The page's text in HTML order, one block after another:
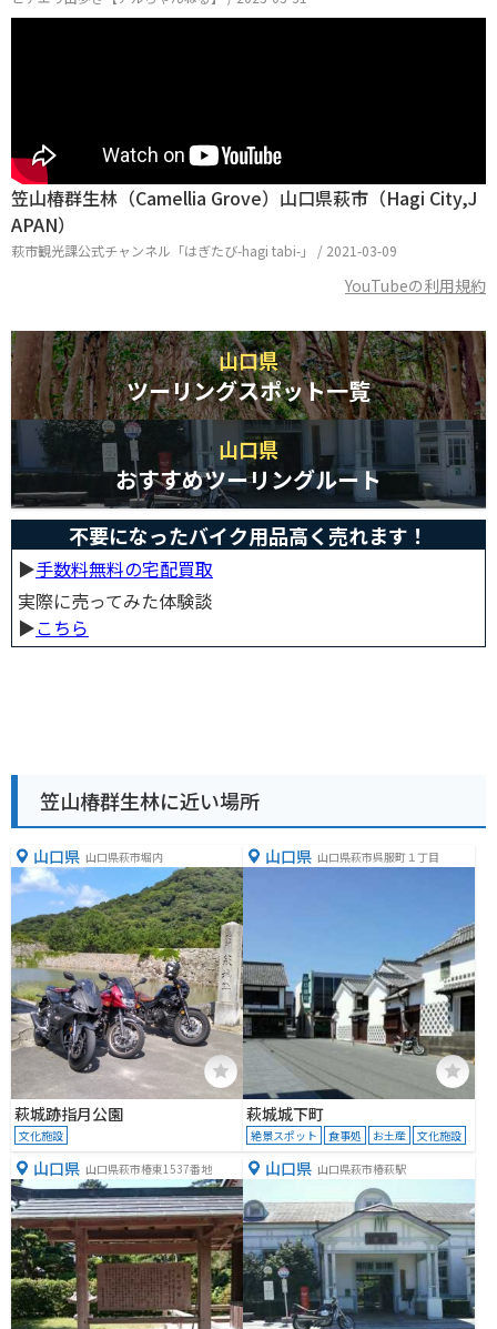
笠山椿群生林（Camellia Grove）山口県萩市（Hagi City,J
APAN）
萩市観光課公式チャンネル「はぎたび-hagi tabi-」 / 2021-03-09
YouTubeの利用規約
山口県
ツーリングスポット一覧
山口県
おすすめツーリングルート
不要になったバイク用品高く売れます！
▶︎手数料無料の宅配買取
実際に売ってみた体験談
▶︎こちら
笠山椿群生林に近い場所
山口県 山口県萩市堀内
萩城跡指月公園
文化施設
山口県 山口県萩市呉服町１丁目
萩城城下町
絶景スポット 食事処 お土産 文化施設
山口県 山口県萩市椿東1537番地 山口県 山口県萩市椿萩駅